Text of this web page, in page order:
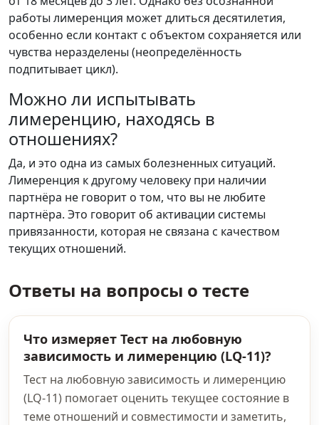
работы лимеренция может длиться десятилетия,
особенно если контакт с объектом сохраняется или
чувства неразделены (неопределённость
подпитывает цикл).
Можно ли испытывать
лимеренцию, находясь в
отношениях?
Да, и это одна из самых болезненных ситуаций.
Лимеренция к другому человеку при наличии
партнёра не говорит о том, что вы не любите
партнёра. Это говорит об активации системы
привязанности, которая не связана с качеством
текущих отношений.
Ответы на вопросы о тесте
Что измеряет Тест на любовную
зависимость и лимеренцию (LQ-11)?
Тест на любовную зависимость и лимеренцию
(LQ-11) помогает оценить текущее состояние в
теме отношений и совместимости и заметить,